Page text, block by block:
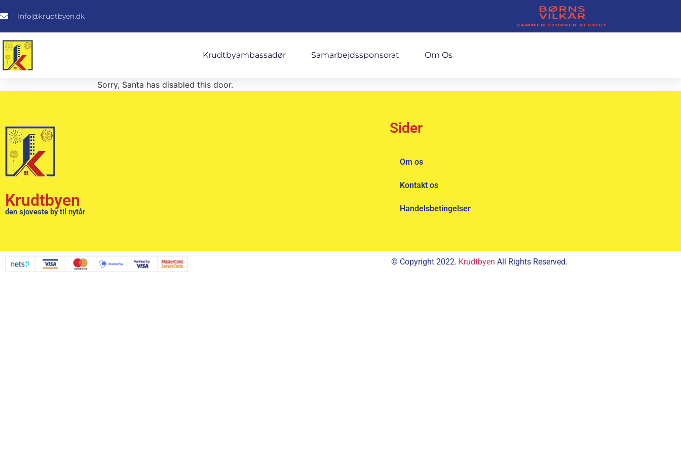
Info@krudtbyen.dk
Krudtbyambassadør Samarbejdssponsorat Om Os
Sorry, Santa has disabled this door.
Krudtbyen
den sjoveste by til nytår
Sider
Om os
Kontakt os
Handelsbetingelser
© Copyright 2022. Krudtbyen All Rights Reserved.